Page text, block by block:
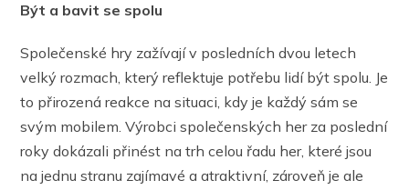
Být a bavit se spolu
Společenské hry zažívají v posledních dvou letech
velký rozmach, který reflektuje potřebu lidí být spolu. Je
to přirozená reakce na situaci, kdy je každý sám se
svým mobilem. Výrobci společenských her za poslední
roky dokázali přinést na trh celou řadu her, které jsou
na jednu stranu zajímavé a atraktivní, zároveň je ale